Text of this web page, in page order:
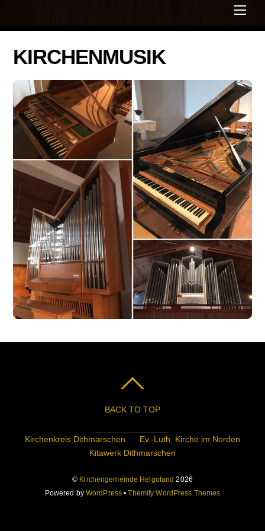
KIRCHENMUSIK
BACK TO TOP
Kirchenkreis Dithmarschen
Ev.-Luth. Kirche im Norden
Kitawerk Dithmarschen
© Kirchengemeinde Helgoland 2026
Powered by WordPress •Themify WordPress Themes